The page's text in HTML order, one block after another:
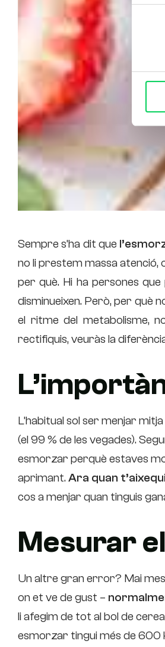
Sempre s’ha dit que
no li prestem massa atenció,
per què. Hi ha persones
disminueixen. Però, per què
el ritme del metabolisme,
rectifiquis, veuràs la
L’habitual sol ser menjar
(el 99 % de les vegades).
esmorzar perquè estaves
aprimant.Ara quan
cos a menjar quan tinguis
Mesurar
Un altre gran error? Mai
on et ve de gust –
li afegim de tot al bol de
esmorzar tingui més de 600